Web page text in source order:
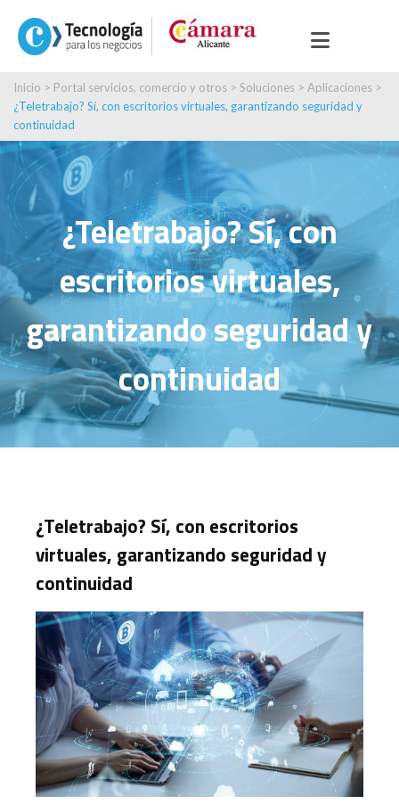
Inicio > Portal servicios, comercio y otros > Soluciones > Aplicaciones >
¿Teletrabajo? Sí, con escritorios virtuales, garantizando seguridad y
continuidad
¿Teletrabajo? Sí, con
escritorios virtuales,
garantizando seguridad y
continuidad
¿Teletrabajo? Sí, con escritorios
virtuales, garantizando seguridad y
continuidad